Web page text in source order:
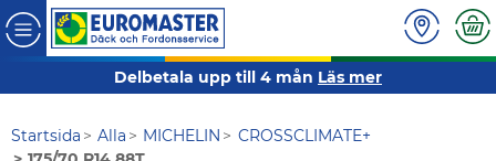
Delbetala upp till 4 mån Läs mer
Startsida Alla MICHELIN
CROSSCLIMATE+